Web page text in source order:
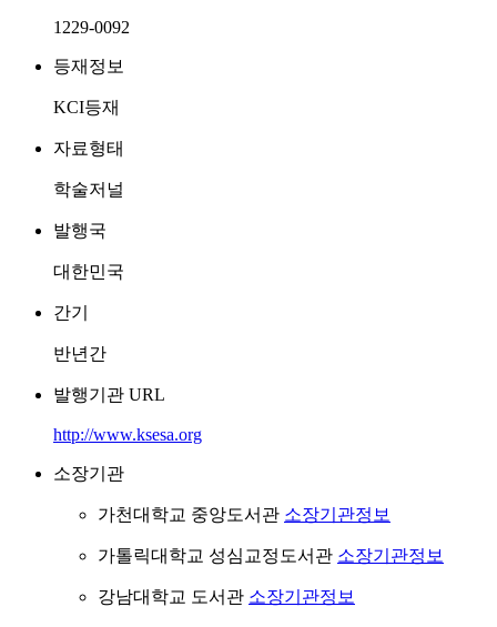
1229-0092
등재정보
KCI등재
자료형태
학술저널
발행국
대한민국
간기
반년간
발행기관 URL
http://www.ksesa.org
소장기관
가천대학교 중앙도서관 소장기관정보
가톨릭대학교 성심교정도서관 소장기관정보
강남대학교 도서관 소장기관정보